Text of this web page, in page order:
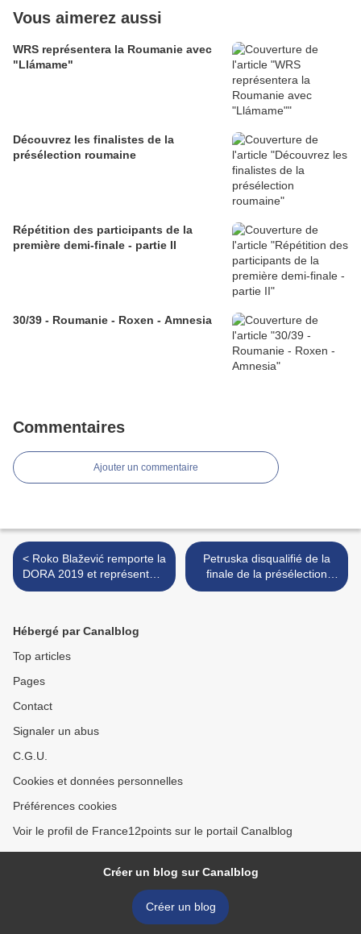
Vous aimerez aussi
WRS représentera la Roumanie avec
"Llámame"
Découvrez les finalistes de la
présélection roumaine
Répétition des participants de la
première demi-finale - partie II
30/39 - Roumanie - Roxen - Amnesia
Commentaires
Ajouter un commentaire
< Roko Blažević remporte la
DORA 2019 et représentera
la Croatie à Tel Aviv avec
Petruska disqualifié de la
finale de la présélection
hongroise, Gergő Oláh se
Hébergé par Canalblog
Top articles
Pages
Contact
Signaler un abus
C.G.U.
Cookies et données personnelles
Préférences cookies
Voir le profil de France12points sur le portail Canalblog
Créer un blog sur Canalblog
Créer un blog